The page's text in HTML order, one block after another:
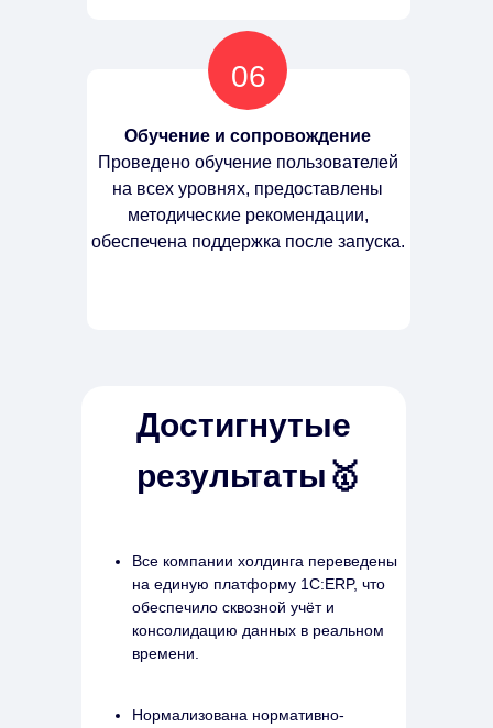
Обучение и сопровождение
Проведено обучение пользователей
на всех уровнях, предоставлены
методические рекомендации,
обеспечена поддержка после запуска.
06
Достигнутые
результаты🥇
Все компании холдинга переведены
на единую платформу 1С:ERP, что
обеспечило сквозной учёт и
консолидацию данных в реальном
времени.
Нормализована нормативно-